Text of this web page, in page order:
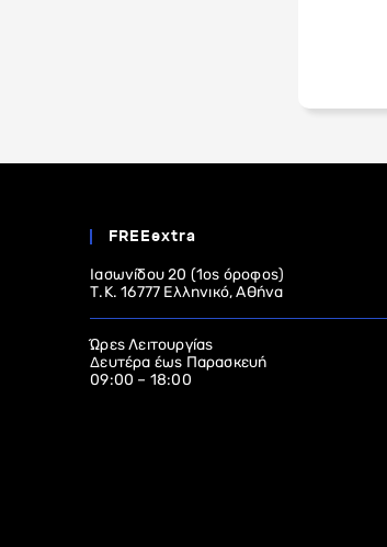
FREEextra
Ιασωνίδου 20 (1ος όροφος)
Τ.Κ. 16777 Ελληνικό, Αθήνα
Ώρες Λειτουργίας
Δευτέρα έως Παρασκευή
09:00 – 18:00